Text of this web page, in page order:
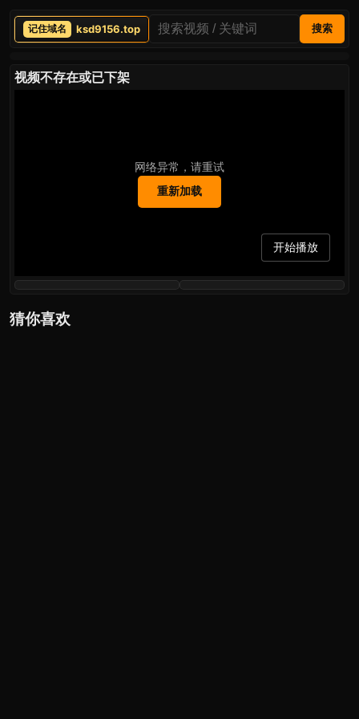
ksd9156.top 搜索
视频不存在或已下架
网络异常，请重试
重新加载
开始播放
猜你喜欢